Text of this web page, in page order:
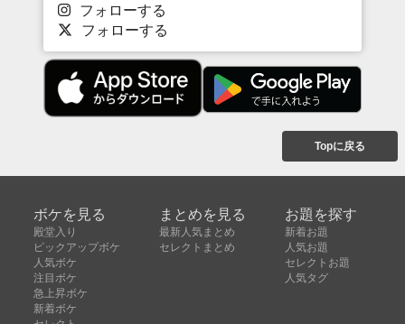
フォローする
フォローする
Topに戻る
ボケを見る
殿堂入り
ピックアップボケ
人気ボケ
注目ボケ
急上昇ボケ
新着ボケ
まとめを見る
最新人気まとめ
セレクトまとめ
お題を探す
新着お題
人気お題
セレクトお題
人気タグ